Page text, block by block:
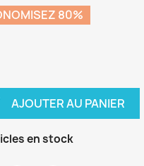
80%
AJOUTER AU PANIER
en stock